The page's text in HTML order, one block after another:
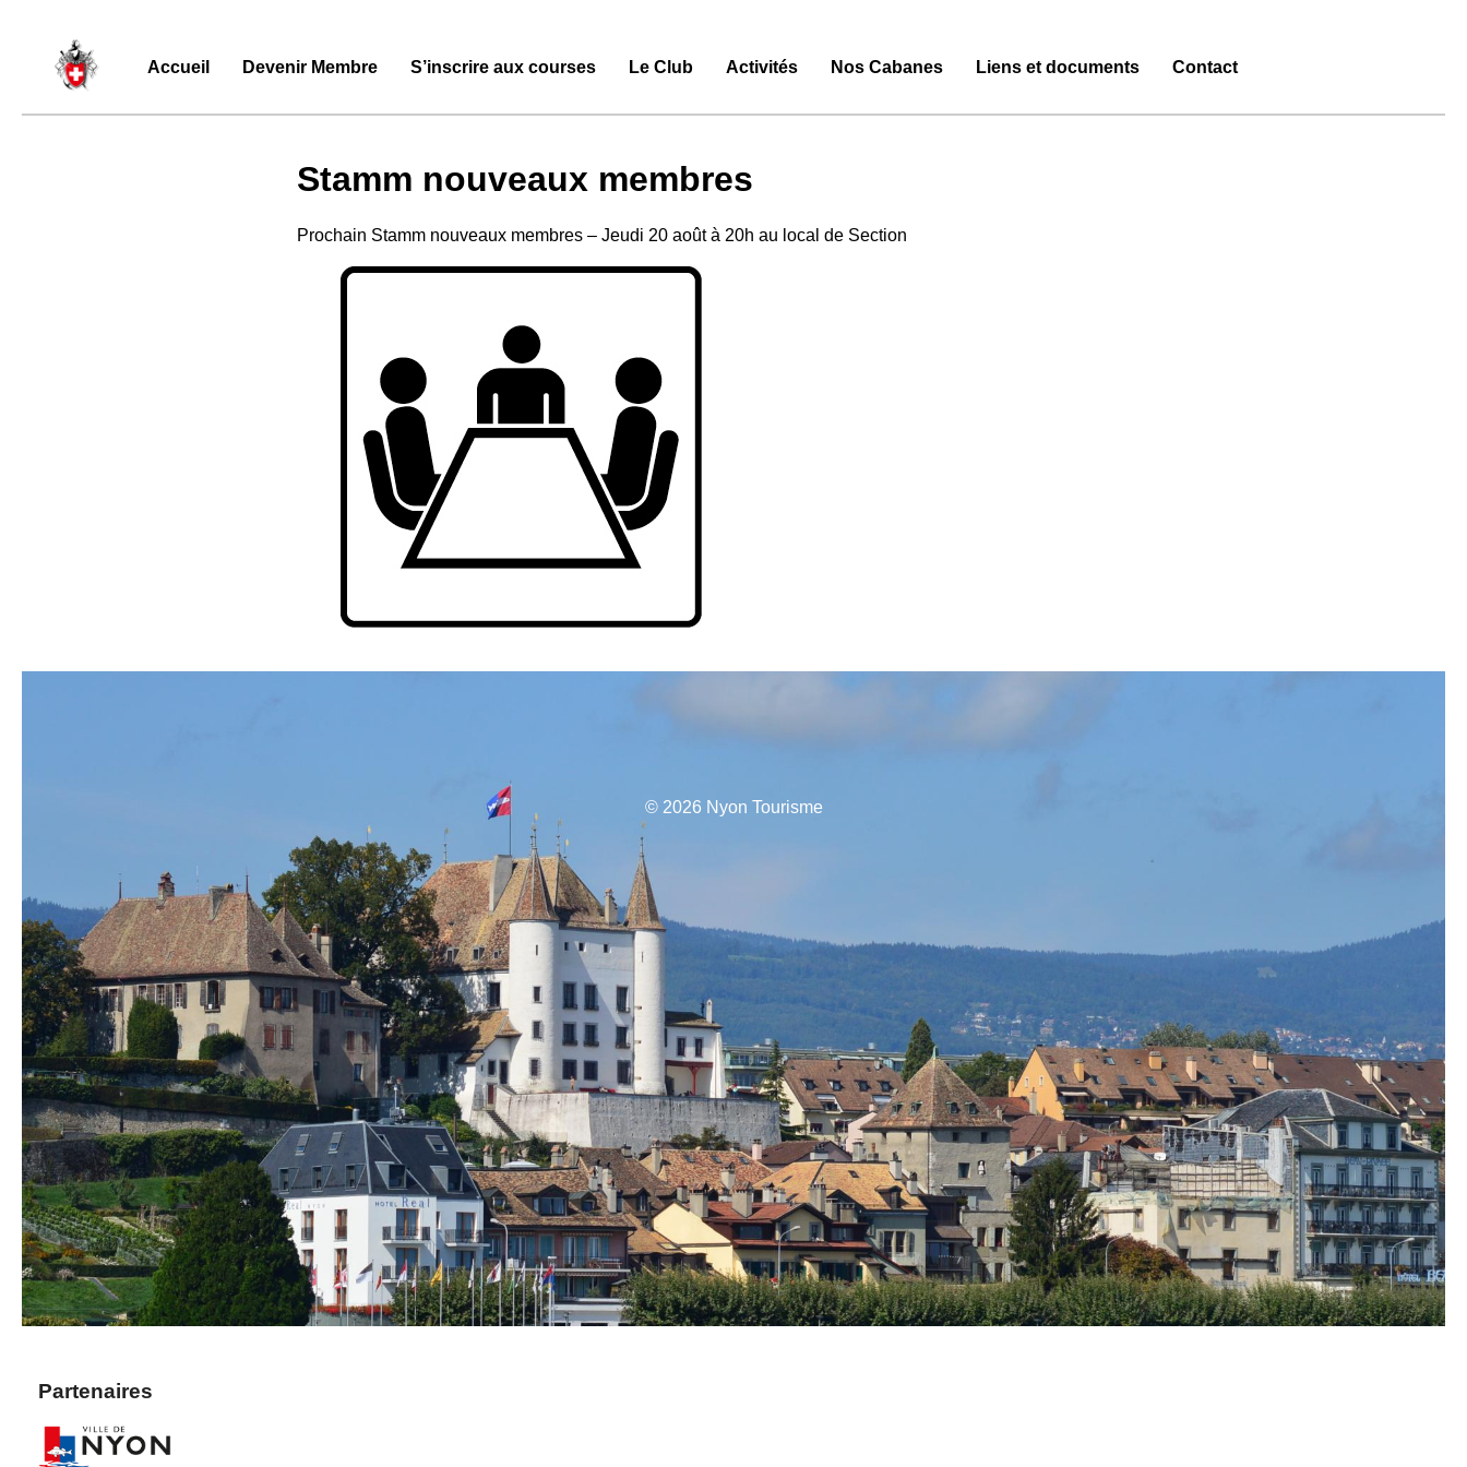
Accueil Devenir Membre S’inscrire aux courses Le Club Activités Nos Cabanes Liens et documents Contact
Stamm nouveaux membres
Prochain Stamm nouveaux membres – Jeudi 20 août à 20h au local de Section
© 2026 Nyon Tourisme
Partenaires